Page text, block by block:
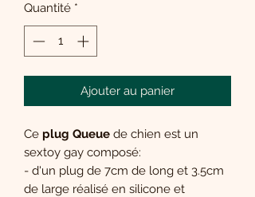
Quantité *
Ajouter au panier
Ce plug Queue de chien est un
sextoy gay composé:
- d'un plug de 7cm de long et 3.5cm
de large réalisé en silicone et